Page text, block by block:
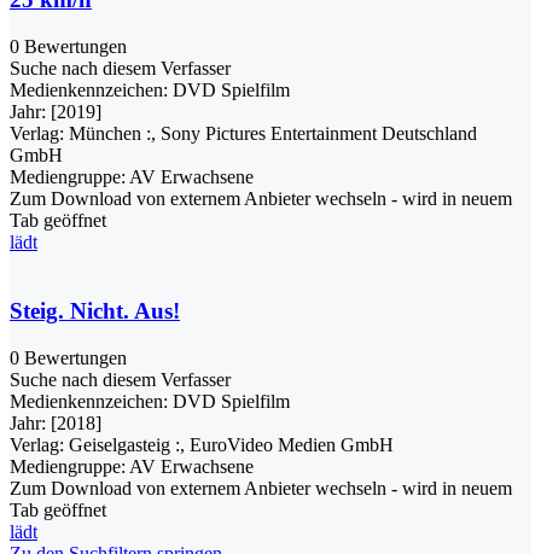
0 Bewertungen
Suche nach diesem Verfasser
Medienkennzeichen: DVD Spielfilm
Jahr: [2019]
Verlag: München :, Sony Pictures Entertainment Deutschland
GmbH
Mediengruppe: AV Erwachsene
Zum Download von externem Anbieter wechseln - wird in neuem
Tab geöffnet
lädt
Steig. Nicht. Aus!
0 Bewertungen
Suche nach diesem Verfasser
Medienkennzeichen: DVD Spielfilm
Jahr: [2018]
Verlag: Geiselgasteig :, EuroVideo Medien GmbH
Mediengruppe: AV Erwachsene
Zum Download von externem Anbieter wechseln - wird in neuem
Tab geöffnet
lädt